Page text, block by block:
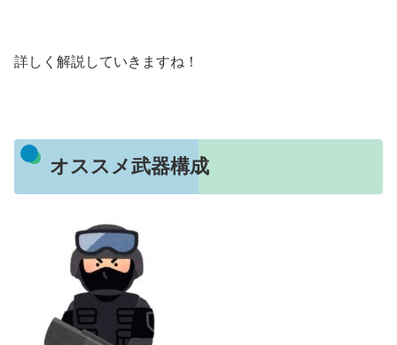
詳しく解説していきますね！
オススメ武器構成